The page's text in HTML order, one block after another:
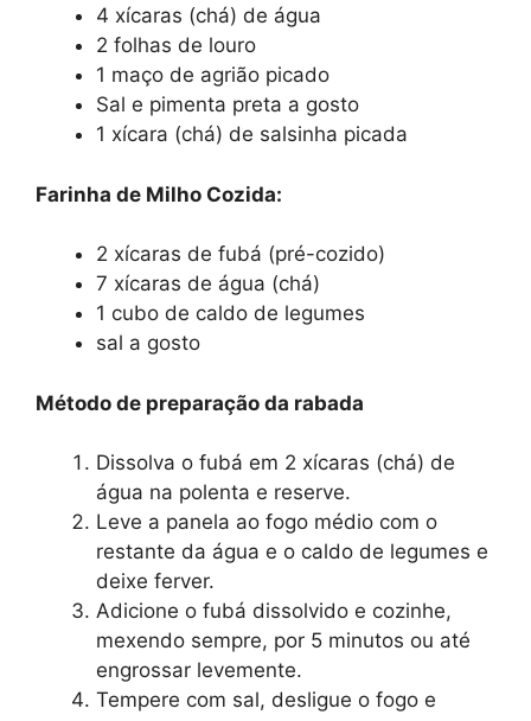
4 xícaras (chá) de água
2 folhas de louro
1 maço de agrião picado
Sal e pimenta preta a gosto
1 xícara (chá) de salsinha picada
Farinha de Milho Cozida:
2 xícaras de fubá (pré-cozido)
7 xícaras de água (chá)
1 cubo de caldo de legumes
sal a gosto
Método de preparação da rabada
Dissolva o fubá em 2 xícaras (chá) de
água na polenta e reserve.
Leve a panela ao fogo médio com o
restante da água e o caldo de legumes e
deixe ferver.
Adicione o fubá dissolvido e cozinhe,
mexendo sempre, por 5 minutos ou até
engrossar levemente.
Tempere com sal, desligue o fogo e